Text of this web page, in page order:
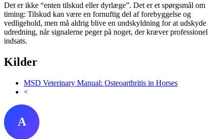
Det er ikke “enten tilskud eller dyrlæge”. Det er et spørgsmål om
timing: Tilskud kan være en fornuftig del af forebyggelse og
vedligehold, men må aldrig blive en undskyldning for at udskyde
udredning, når signalerne peger på noget, der kræver professionel
indsats.
Kilder
MSD Veterinary Manual: Osteoarthritis in Horses
<
A